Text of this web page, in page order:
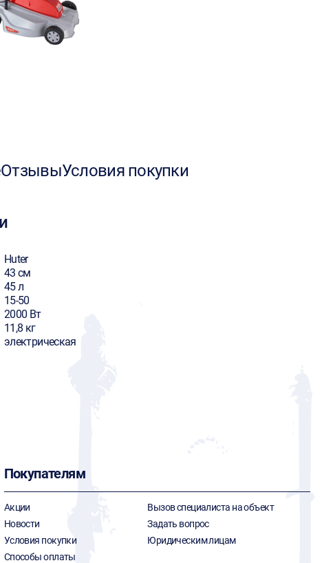
ОтзывыУсловия покупки
Huter
43 см
45 л
15-50
2000 Вт
11,8 кг
электрическая
Покупателям
Акции
Новости
Условия покупки
Способы оплаты
Вызов специалиста на объект
Задать вопрос
Юридическим лицам